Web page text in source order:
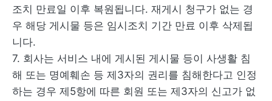
조치 만료일 이후 복원됩니다. 재게시 청구가 없는 경
우 해당 게시물 등은 임시조치 기간 만료 이후 삭제됩
니다.
7. 회사는 서비스 내에 게시된 게시물 등이 사생활 침
해 또는 명예훼손 등 제3자의 권리를 침해한다고 인정
하는 경우 제5항에 따른 회원 또는 제3자의 신고가 없